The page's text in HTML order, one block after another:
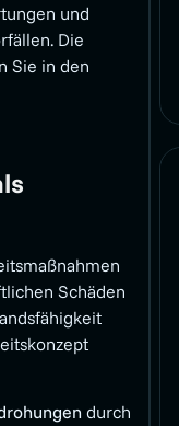
und
Die
Sie in den
Schäden
durch